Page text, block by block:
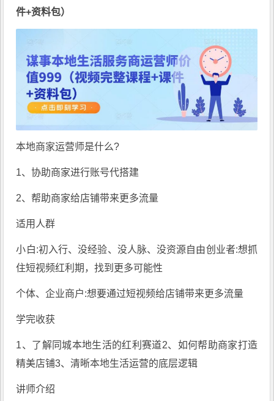
件+资料包）
本地商家运营师是什么?
1、协助商家进行账号代搭建
2、帮助商家给店铺带来更多流量
适用人群
小白:初入行、没经验、没人脉、没资源自由创业者:想抓
住短视频红利期，找到更多可能性
个体、企业商户:想要通过短视频给店铺带来更多流量
学完收获
1、了解同城本地生活的红利赛道2、如何帮助商家打造
精美店铺3、清晰本地生活运营的底层逻辑
讲师介绍